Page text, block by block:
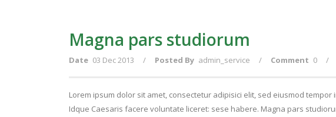
Magna pars studiorum
Date 03 Dec 2013 / Posted By admin_service / Comment 0 /
Lorem ipsum dolor sit amet, consectetur adipisici elit, sed eiusmod
Idque Caesaris facere voluntate liceret: sese habere. Magna pars